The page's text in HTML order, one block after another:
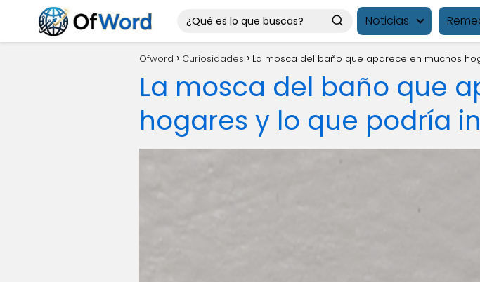
Noticias
Ofword Curiosidades La mosca del baño que aparece en muchos
La mosca del baño que
hogares y lo que podría